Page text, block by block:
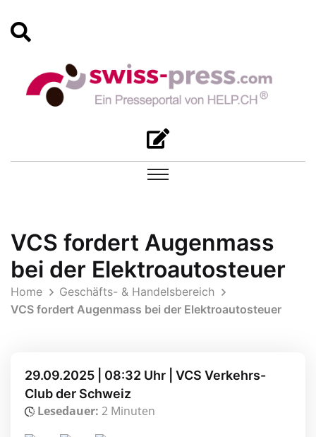
VCS fordert Augenmass
bei der Elektroautosteuer
Home
Geschäfts- & Handelsbereich
VCS fordert Augenmass bei der Elektroautosteuer
29.09.2025 | 08:32 Uhr | VCS Verkehrs-
Club der Schweiz
Lesedauer: 2 Minuten